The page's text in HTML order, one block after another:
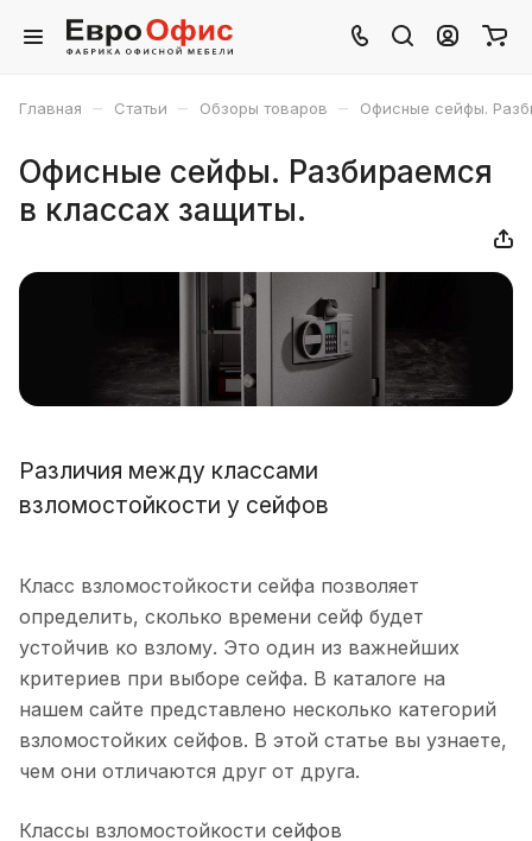
Главная – Статьи – Обзоры товаров – Офисные сейфы.
Офисные сейфы. Разбираемся
в классах защиты.
Различия между классами
взломостойкости у сейфов
Класс взломостойкости сейфа позволяет
определить, сколько времени сейф будет
устойчив ко взлому. Это один из важнейших
критериев при выборе сейфа. В каталоге на
нашем сайте представлено несколько категорий
взломостойких сейфов. В этой статье вы узнаете,
чем они отличаются друг от друга.
Классы взломостойкости сейфов